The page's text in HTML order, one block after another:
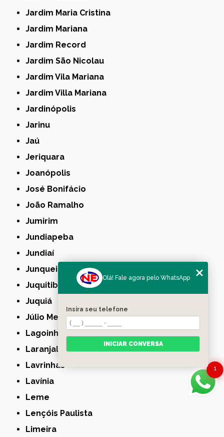
Jardim Maria Cristina
Jardim Mariana
Jardim Record
Jardim São Nicolau
Jardim Vila Mariana
Jardim Villa Mariana
Jardinópolis
Jarinu
Jaú
Jeriquara
Joanópolis
José Bonifácio
João Ramalho
Jumirim
Jundiapeba
Jundiaí
Junqueirópolis
Juquitiba
Juquiá
Júlio Mesquita
Lagoinha
Laranjal Paulista
Lavrinhas
Lavínia
Leme
Lençóis Paulista
Limeira
1
Olá! Fale agora pelo WhatsApp
Insira seu telefone
INICIAR CONVERSA